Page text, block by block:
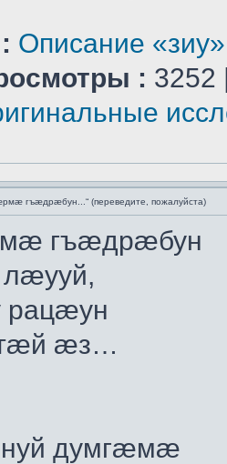
Описание
:
гъæдрæбун...“ (переведите, пожалуйста)
гъæдрæбун
рацæун
æз…
думгæмæ